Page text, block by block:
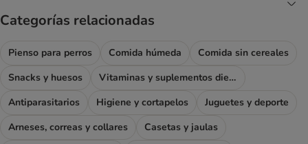
Categorías relacionadas
Pienso para perros Comida húmeda
Comida sin cereales
Snacks y huesos
Vitaminas y suplementos dietéticos
Antiparasitarios
Higiene y cortapelos
Juguetes y deporte
Arneses, correas y collares
Casetas y jaulas